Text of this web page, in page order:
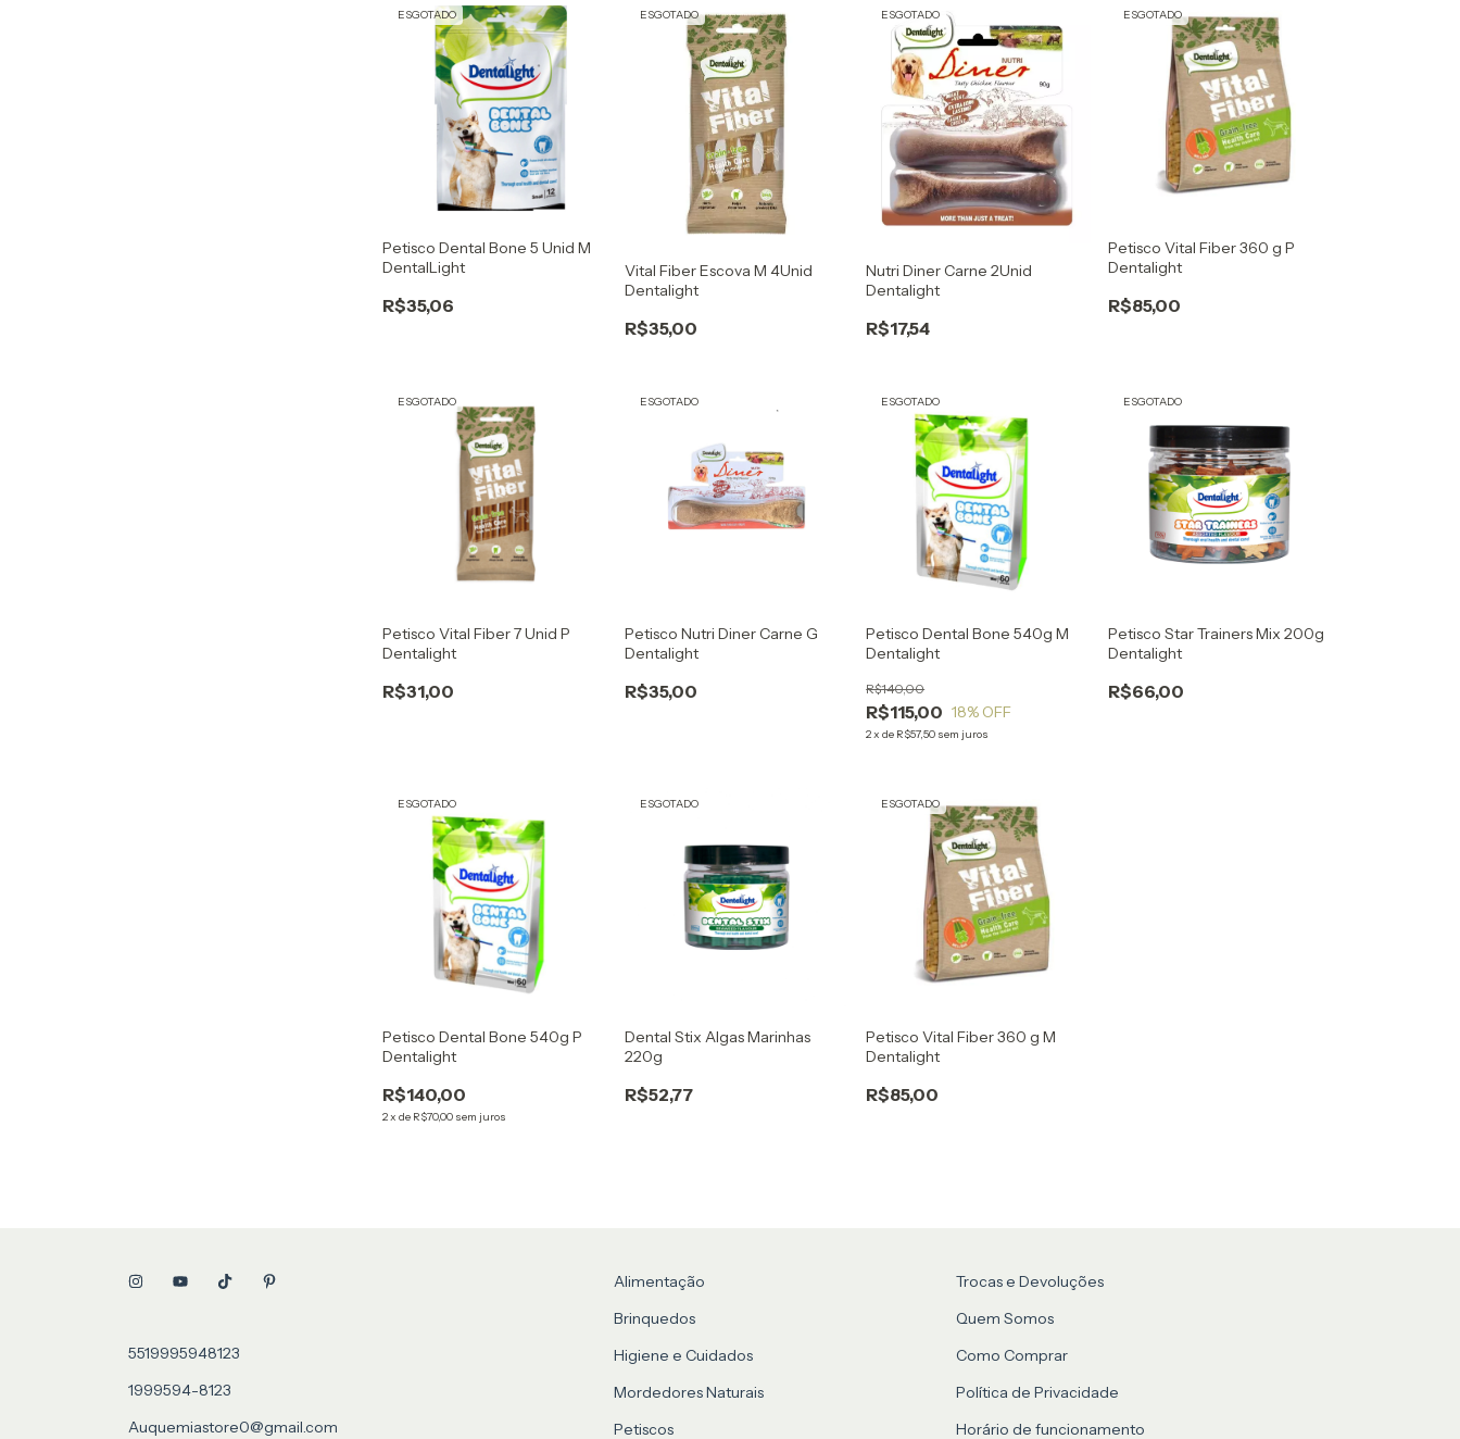
ESGOTADO
Petisco Dental Bone 5 Unid M
DentalLight
R$35,06
ESGOTADO
Vital Fiber Escova M 4Unid
Dentalight
R$35,00
ESGOTADO
Nutri Diner Carne 2Unid
Dentalight
R$17,54
ESGOTADO
Petisco Vital Fiber 360 g P
Dentalight
R$85,00
ESGOTADO
Petisco Vital Fiber 7 Unid P
Dentalight
R$31,00
ESGOTADO
Petisco Nutri Diner Carne G
Dentalight
R$35,00
ESGOTADO
Petisco Dental Bone 540g M
Dentalight
R$115,00
R$140,00
18% OFF
2xde R$57,50 sem juros
ESGOTADO
Petisco Star Trainers Mix 200g
Dentalight
R$66,00
ESGOTADO
Petisco Dental Bone 540g P
Dentalight
R$140,00
2xde R$70,00 sem juros
ESGOTADO
Dental Stix Algas Marinhas
220g
R$52,77
ESGOTADO
Petisco Vital Fiber 360 g M
Dentalight
R$85,00
5519995948123
1999594-8123
Auquemiastore0@gmail.com
Alimentação
Brinquedos
Higiene e Cuidados
Mordedores Naturais
Petiscos
Trocas e Devoluções
Quem Somos
Como Comprar
Política de Privacidade
Horário de funcionamento